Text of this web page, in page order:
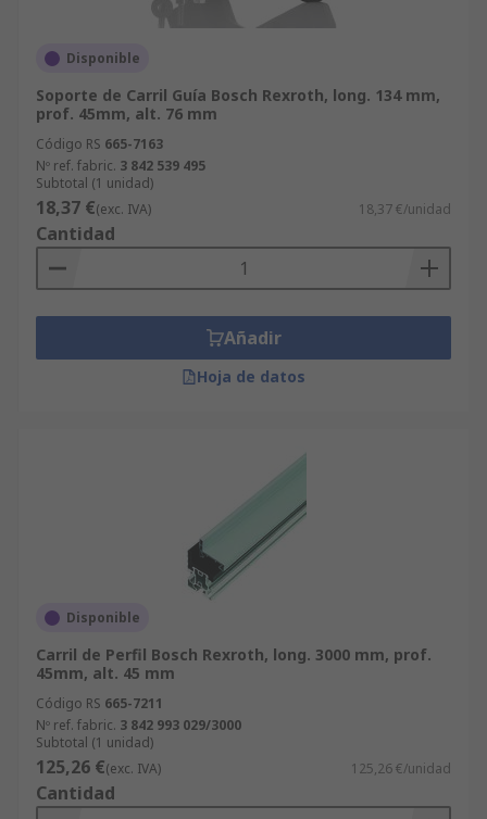
Disponible
Soporte de Carril Guía Bosch Rexroth, long. 134 mm,
prof. 45mm, alt. 76 mm
Código RS 665-7163
Nº ref. fabric. 3 842 539 495
Subtotal (1 unidad)
18,37 €(exc. IVA) 18,37 €/unidad
Cantidad
Añadir
Hoja de datos
Disponible
Carril de Perfil Bosch Rexroth, long. 3000 mm, prof.
45mm, alt. 45 mm
Código RS 665-7211
Nº ref. fabric. 3 842 993 029/3000
Subtotal (1 unidad)
125,26 €(exc. IVA) 125,26 €/unidad
Cantidad